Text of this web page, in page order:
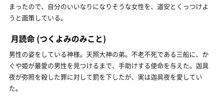
まったので、自分のいいなりになりそうな女性を、道安とくっつけよ
うと画策している。
月読命 (つくよみのみこと)
男性の姿をしている神様。天照大神の弟。不老不死である三船に、か
ぐや姫が最愛の男性を見つけるまで、手助けする使命を与えた。迦具
夜が弥照を殺した罪に対して罰を下したが、実は迦具夜を愛してい
た。